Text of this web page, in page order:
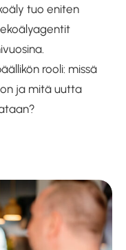
tuo eniten
rooli: missä
ja mitä uutta